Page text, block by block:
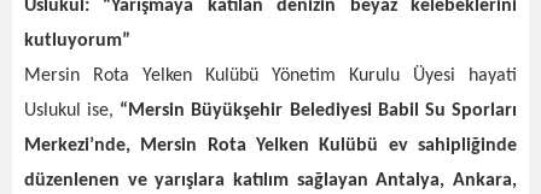
Uslukul: “Yarışmaya katılan denizin beyaz kelebeklerini
kutluyorum”
Mersin Rota Yelken Kulübü Yönetim Kurulu Üyesi hayati
Uslukul ise, “Mersin Büyükşehir Belediyesi Babil Su Sporları
Merkezi’nde, Mersin Rota Yelken Kulübü ev sahipliğinde
düzenlenen ve yarışlara katılım sağlayan Antalya, Ankara,